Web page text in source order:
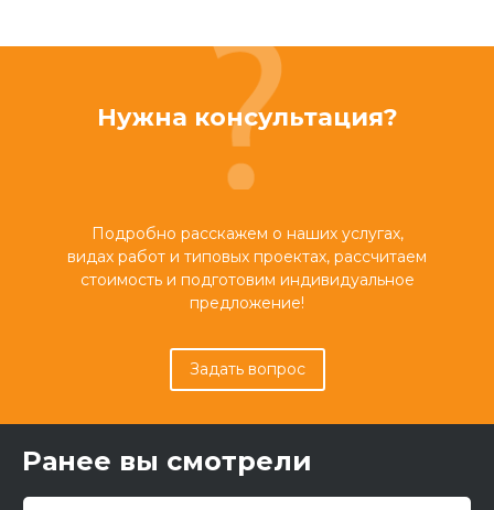
Нужна консультация?
Подробно расскажем о наших услугах,
видах работ и типовых проектах, рассчитаем
стоимость и подготовим индивидуальное
предложение!
Задать вопрос
Ранее вы смотрели